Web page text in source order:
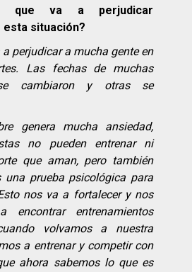
que va a perjudicar
situación?
perjudicar a mucha gente en
Las fechas de muchas
se cambiaron y otras se
genera mucha ansiedad,
no pueden entrenar ni
que aman, pero también
una prueba psicológica para
nos va a fortalecer y nos
entrenamientos
volvamos a nuestra
a entrenar y competir con
ahora sabemos lo que es